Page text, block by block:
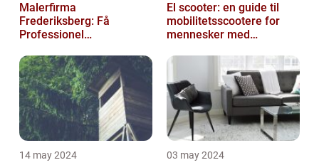
Malerfirma
Frederiksberg: Få
Professionel
eller virksomhed
El scooter: en guide til
mobilitetsscootere for
mennesker med
14 may 2024 03 may 2024